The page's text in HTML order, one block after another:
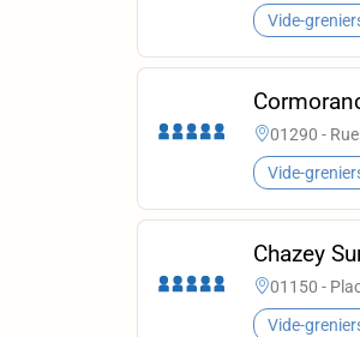
Vide-
01290 -
Vide-
Chazey
01150 -
Vide-